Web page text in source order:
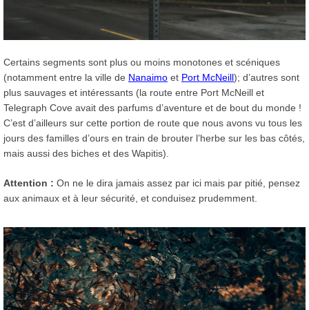
Certains segments sont plus ou moins monotones et scéniques
(notamment entre la ville de Nanaimo et Port McNeill); d’autres sont
plus sauvages et intéressants (la route entre Port McNeill et
Telegraph Cove avait des parfums d’aventure et de bout du monde !
C’est d’ailleurs sur cette portion de route que nous avons vu tous les
jours des familles d’ours en train de brouter l’herbe sur les bas côtés,
mais aussi des biches et des Wapitis).
Attention : On ne le dira jamais assez par ici mais par pitié, pensez
aux animaux et à leur sécurité, et conduisez prudemment.